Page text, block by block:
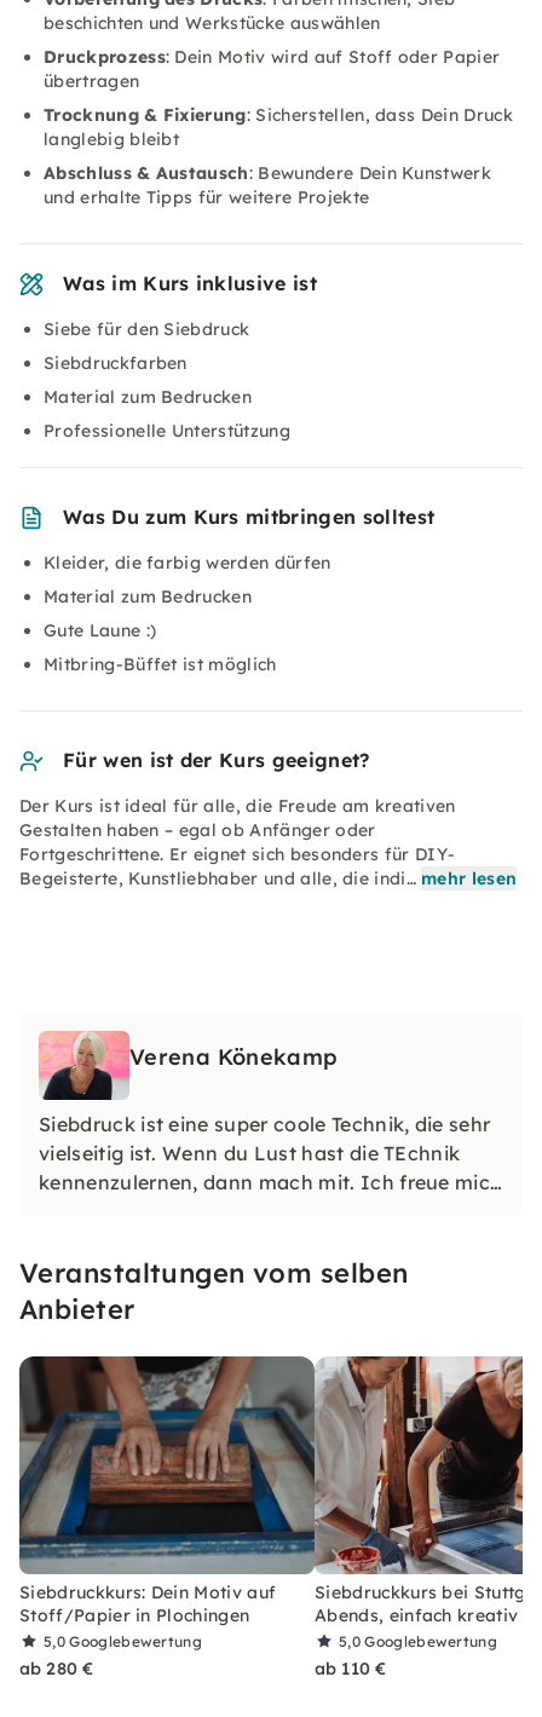
beschichten und Werkstücke auswählen
Druckprozess: Dein Motiv wird auf Stoff oder Papier
übertragen
Trocknung & Fixierung: Sicherstellen, dass Dein Druck
langlebig bleibt
Abschluss & Austausch: Bewundere Dein Kunstwerk
und erhalte Tipps für weitere Projekte
Was im Kurs inklusive ist
Siebe für den Siebdruck
Siebdruckfarben
Material zum Bedrucken
Professionelle Unterstützung
Was Du zum Kurs mitbringen solltest
Kleider, die farbig werden dürfen
Material zum Bedrucken
Gute Laune :)
Mitbring-Büffet ist möglich
Für wen ist der Kurs geeignet?
Der Kurs ist ideal für alle, die Freude am kreativen
Gestalten haben – egal ob Anfänger oder
Fortgeschrittene. Er eignet sich besonders für DIY-
Begeisterte, Kunstliebhaber und alle, die indi… mehr lesen
Verena Könekamp
Siebdruck ist eine super coole Technik, die sehr
vielseitig ist. Wenn du Lust hast die TEchnik
kennenzulernen, dann mach mit. Ich freue mich
euch: ihr kommt echt in einen Druckrausch. :-)
Veranstaltungen vom selben
Anbieter
Siebdruckkurs: Dein Motiv auf
Stoff/Papier in Plochingen
5,0Googlebewertung
ab 280 €
Siebdruckkurs bei
Abends, einfach kreativ
5,0Googlebewertung
ab 110 €